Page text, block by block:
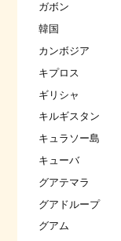
ガボン
韓国
カンボジア
キプロス
ギリシャ
キルギスタン
キュラソー島
キューバ
グアテマラ
グアドループ
グアム